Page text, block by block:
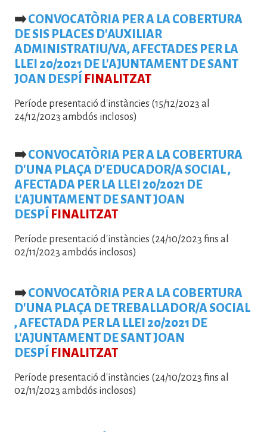
➡️CONVOCATÒRIA PER A LA COBERTURA
DE SIS PLACES D'AUXILIAR
ADMINISTRATIU/VA, AFECTADES PER LA
LLEI 20/2021 DE L'AJUNTAMENT DE SANT
JOAN DESPÍ
FINALITZAT
Període presentació d'instàncies (15/12/2023 al
24/12/2023 ambdós inclosos)
➡️CONVOCATÒRIA PER A LA COBERTURA
D'UNA PLAÇA D'EDUCADOR/A SOCIAL ,
AFECTADA PER LA LLEI 20/2021 DE
L'AJUNTAMENT DE SANT JOAN
DESPÍ
FINALITZAT
Període presentació d'instàncies (24/10/2023 fins al
02/11/2023 ambdós inclosos)
➡️CONVOCATÒRIA PER A LA COBERTURA
D'UNA PLAÇA DE TREBALLADOR/A SOCIAL
, AFECTADA PER LA LLEI 20/2021 DE
L'AJUNTAMENT DE SANT JOAN
DESPÍ
FINALITZAT
Període presentació d'instàncies (24/10/2023 fins al
02/11/2023 ambdós inclosos)